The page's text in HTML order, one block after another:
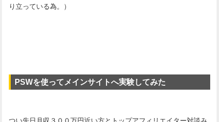
り立っている為。）
PSWを使ってメインサイトへ実験してみた
つい先日月収３００万円近い方とトップアフィリエイター対談み